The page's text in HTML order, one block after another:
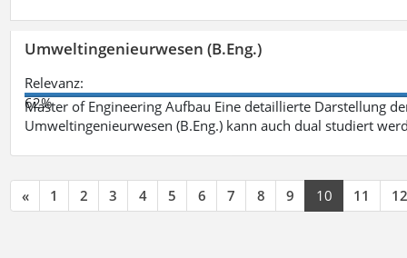
Umweltingenieurwesen (B.Eng.)
Relevanz:
62%
Master of Engineering Aufbau Eine detaillierte Darstellung
Umweltingenieurwesen (B.Eng.) kann auch dual studiert
« 1 2 3 4 5 6 7 8 9 10 11 12